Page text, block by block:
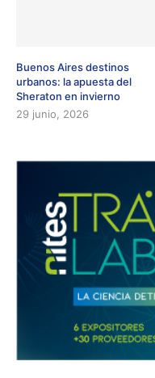
Buenos Aires destinos
urbanos: la apuesta del
Sheraton en invierno
29 junio, 2026